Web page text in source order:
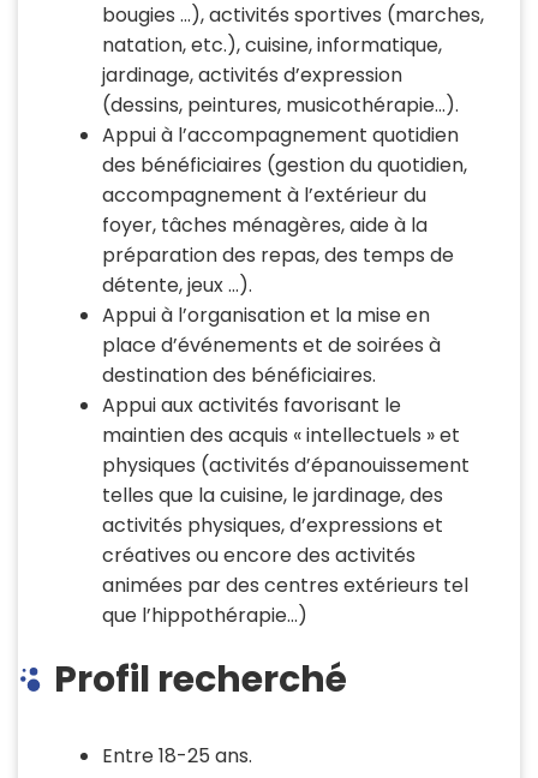
bougies …), activités sportives (marches,
natation, etc.), cuisine, informatique,
jardinage, activités d’expression
(dessins, peintures, musicothérapie…).
Appui à l’accompagnement quotidien
des bénéficiaires (gestion du quotidien,
accompagnement à l’extérieur du
foyer, tâches ménagères, aide à la
préparation des repas, des temps de
détente, jeux …).
Appui à l’organisation et la mise en
place d’événements et de soirées à
destination des bénéficiaires.
Appui aux activités favorisant le
maintien des acquis « intellectuels » et
physiques (activités d’épanouissement
telles que la cuisine, le jardinage, des
activités physiques, d’expressions et
créatives ou encore des activités
animées par des centres extérieurs tel
que l’hippothérapie…)
Profil recherché
Entre 18-25 ans.